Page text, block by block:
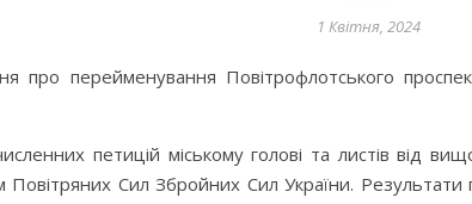
1 Квітня, 2024
про перейменування Повітрофлотського
петицій міському голові та листів від
Сил Збройних Сил України. Результати